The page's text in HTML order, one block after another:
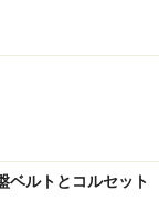
ベルトとコルセット